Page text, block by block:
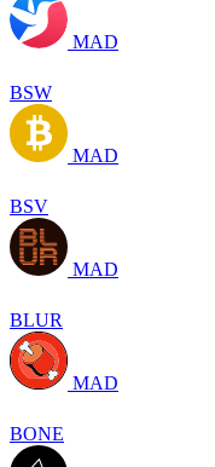
MAD
BSW
MAD
BSV
MAD
BLUR
MAD
BONE